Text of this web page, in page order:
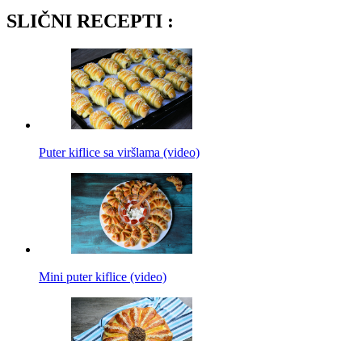
SLIČNI RECEPTI :
Puter kiflice sa viršlama (video)
Mini puter kiflice (video)